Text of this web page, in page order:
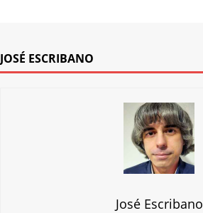
JOSÉ ESCRIBANO
José Escribano